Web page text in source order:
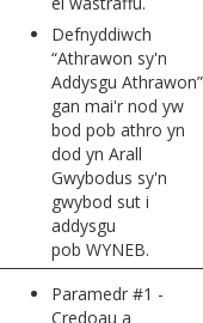
Defnyddiwch
“Athrawon sy'n
Addysgu Athrawon”
gan mai'r nod yw
bod pob athro yn
dod yn Arall
Gwybodus sy'n
gwybod sut i
addysgu
pob WYNEB.
Paramedr #1 -
Credoau a